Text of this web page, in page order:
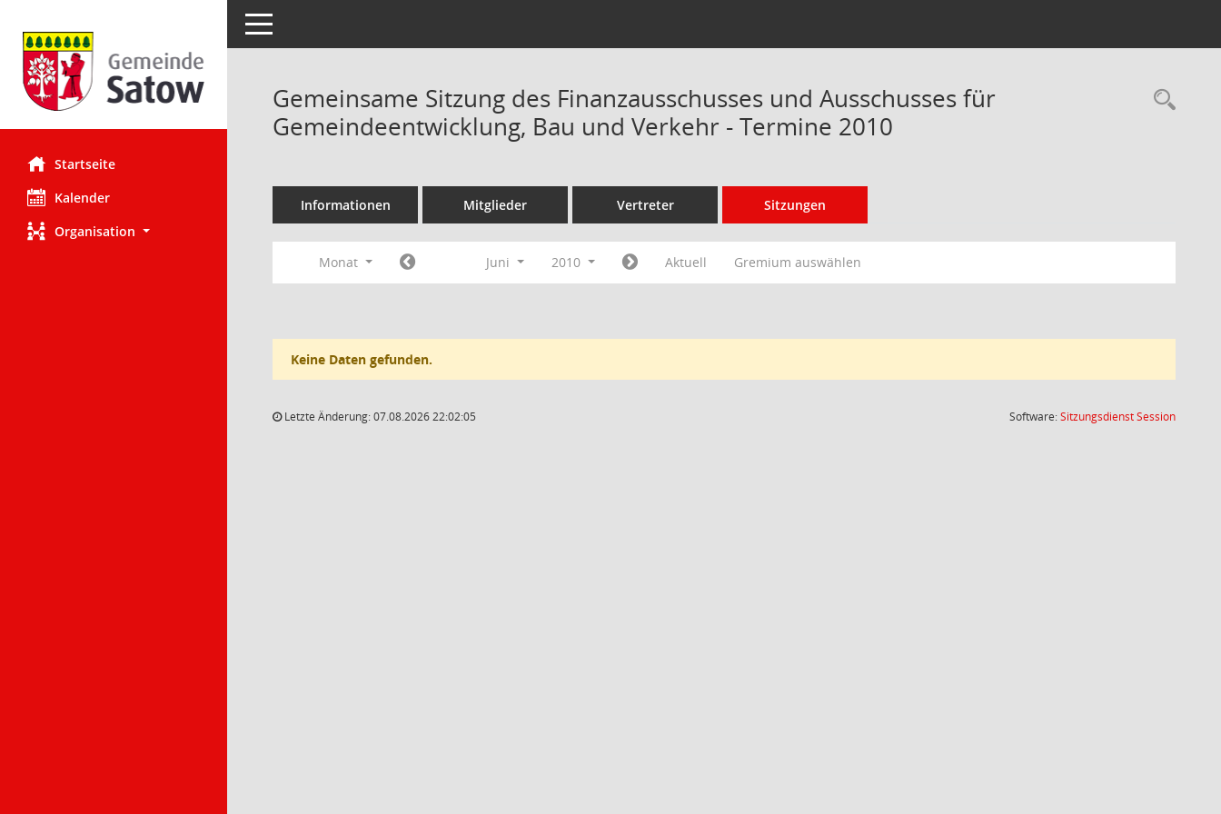
Startseite
Kalender
Organisation
Toggle navigation
Gemeinsame Sitzung des Finanzausschusses und Ausschusses für
Gemeindeentwicklung, Bau und Verkehr - Termine 2010
Informationen Mitglieder Vertreter Sitzungen
Monat Juni 2010 Aktuell Gremium auswählen
Keine Daten gefunden.
Letzte Änderung: 07.08.2026 22:02:05 Software:SitzungsdienstSession(Wird in